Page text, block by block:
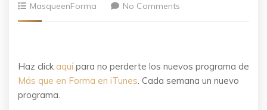
MasqueenForma
No Comments
Haz click aquípara no perderte los nuevos programa de
Más que en Forma en iTunes. Cada semana un nuevo
programa.